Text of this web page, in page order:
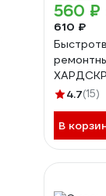
560 ₽
610 ₽
4.7(15)
В